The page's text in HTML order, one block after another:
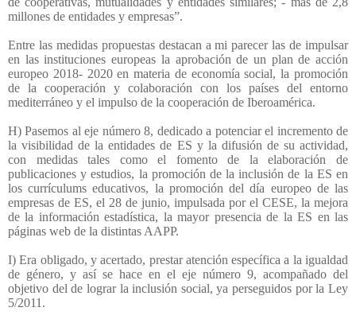
millones de entidades y empresas”.
Entre las medidas propuestas destacan a mi parecer las de impulsar
en las instituciones europeas la aprobación de un plan de acción
europeo 2018- 2020 en materia de economía social, la promoción
de la cooperación y colaboración con los países del entorno
mediterráneo y el impulso de la cooperación de Iberoamérica.
H) Pasemos al eje número 8, dedicado a potenciar el incremento de
la visibilidad de la entidades de ES y la difusión de su actividad,
con medidas tales como el fomento de la elaboración de
publicaciones y estudios, la promoción de la inclusión de la ES en
los currículums educativos, la promoción del día europeo de las
empresas de ES, el 28 de junio, impulsada por el CESE, la mejora
de la información estadística, la mayor presencia de la ES en las
páginas web de la distintas AAPP.
I) Era obligado, y acertado, prestar atención específica a la igualdad
de género, y así se hace en el eje número 9, acompañado del
objetivo del de lograr la inclusión social, ya perseguidos por la Ley
5/2011.